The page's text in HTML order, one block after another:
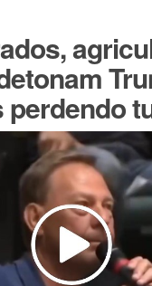
perdendo